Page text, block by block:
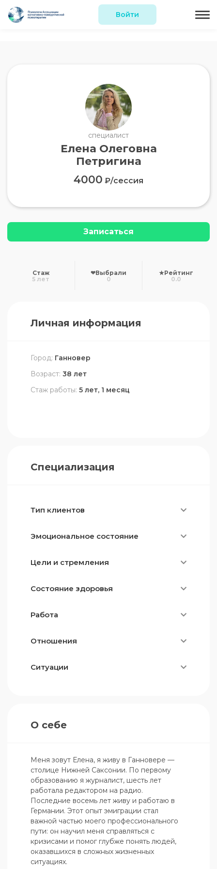
Войти
специалист
Елена Олеговна
Петригина
4000 ₽/сессия
Записаться
Стаж
5 лет
❤Выбрали
0
★Рейтинг
0.0
Личная информация
Город: Ганновер
Возраст: 38 лет
Стаж работы: 5 лет, 1 месяц
Специализация
Тип клиентов
Эмоциональное состояние
Цели и стремления
Состояние здоровья
Работа
Отношения
Ситуации
О себе
Меня зовут Елена, я живу в Ганновере —
столице Нижней Саксонии. По первому
образованию я журналист, шесть лет
работала редактором на радио.
Последние восемь лет живу и работаю в
Германии. Этот опыт эмиграции стал
важной частью моего профессионального
пути: он научил меня справляться с
кризисами и помог глубже понять людей,
оказавшихся в сложных жизненных
ситуациях.